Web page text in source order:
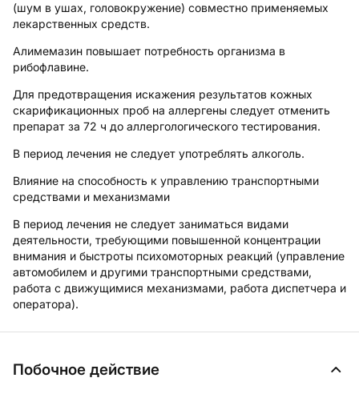
(шум в ушах, головокружение) совместно применяемых
лекарственных средств.
Алимемазин повышает потребность организма в
рибофлавине.
Для предотвращения искажения результатов кожных
скарификационных проб на аллергены следует отменить
препарат за 72 ч до аллергологического тестирования.
В период лечения не следует употреблять алкоголь.
Влияние на способность к управлению транспортными
средствами и механизмами
В период лечения не следует заниматься видами
деятельности, требующими повышенной концентрации
внимания и быстроты психомоторных реакций (управление
автомобилем и другими транспортными средствами,
работа с движущимися механизмами, работа диспетчера и
оператора).
Побочное действие